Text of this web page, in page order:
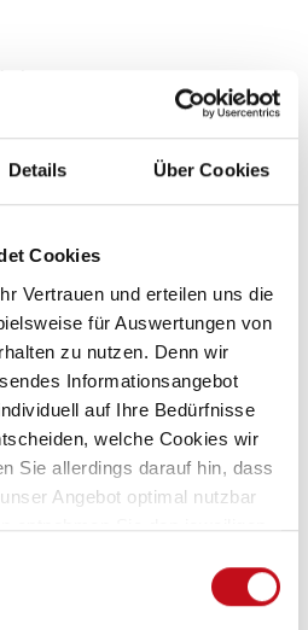
Details Über Cookies
Cookies
Vertrauen und erteilen uns die
für Auswertungen von
zu nutzen. Denn wir
Informationsangebot
auf Ihre Bedürfnisse
welche Cookies wir
Sie allerdings darauf hin, dass
Angebot optimal nutzbar
entnehmen Sie den jeweiligen